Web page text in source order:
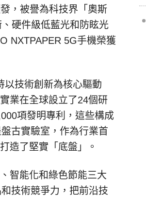
，被譽為科技界「 奧斯
硬件級低藍光和防眩光
NXTPAPER 5G手機榮獲
以技術創新為核心驅動
實業在全球設立了24個研
項發明專利，這些構成
古實驗室，作為行業首
造了堅實「 底盤」 。
智能化和綠色節能三大
技術競爭力，把前沿技